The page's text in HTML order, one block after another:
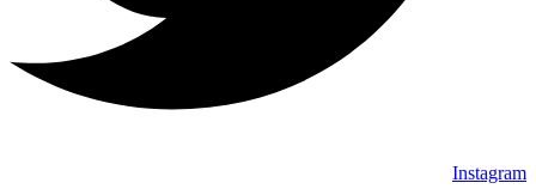
Instagram